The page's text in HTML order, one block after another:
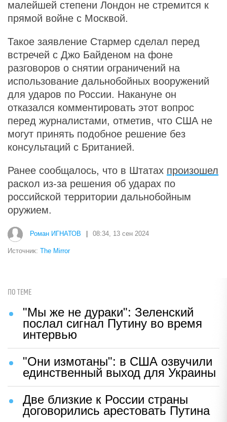
малейшей степени Лондон не стремится к
прямой войне с Москвой.
Такое заявление Стармер сделал перед
встречей с Джо Байденом на фоне
разговоров о снятии ограничений на
использование дальнобойных вооружений
для ударов по России. Накануне он
отказался комментировать этот вопрос
перед журналистами, отметив, что США не
могут принять подобное решение без
консультаций с Британией.
Ранее сообщалось, что в Штатах произошел
раскол из-за решения об ударах по
российской территории дальнобойным
оружием.
Роман ИГНАТОВ 08:34, 13 сен 2024
Источник: The Mirror
ПО ТЕМЕ
"Мы же не дураки": Зеленский
послал сигнал Путину во время
интервью
"Они измотаны": в США озвучили
единственный выход для Украины
Две близкие к России страны
договорились арестовать Путина